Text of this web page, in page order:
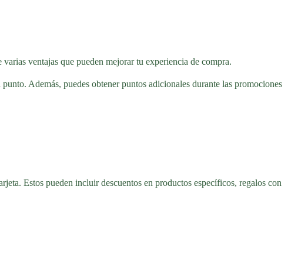
ventajas que pueden mejorar tu experiencia de compra.
Además, puedes obtener puntos adicionales durante las promociones
Estos pueden incluir descuentos en productos específicos, regalos con